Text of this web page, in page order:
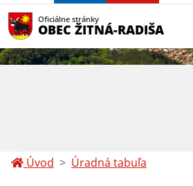
Oficiálne stránky
OBEC ŽITNÁ-RADIŠA
Úvod Úradná tabuľa